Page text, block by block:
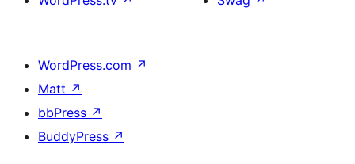
WordPress.com ↗
Matt ↗
bbPress ↗
BuddyPress ↗